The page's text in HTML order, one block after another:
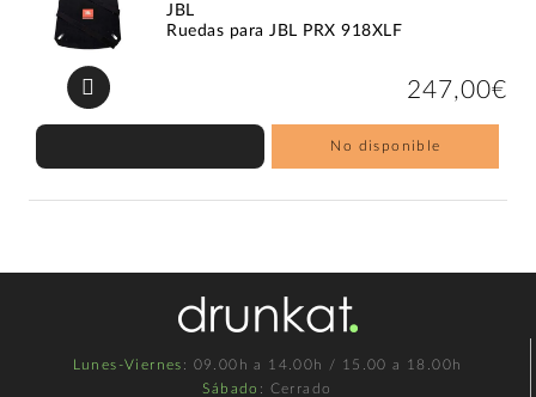
JBL
Ruedas para JBL PRX 918XLF
247,00€
No disponible
Lunes-Viernes : 09.00h a 14.00h / 15.00 a 18.00h
Sábado : Cerrado